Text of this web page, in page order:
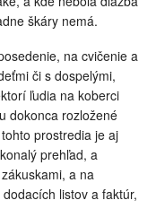
škáry nemá.
na cvičenie a
či s dospelými,
ľudia na koberci
dokonca rozložené
prostredia je aj
prehľad, a
a na
listov a faktúr,